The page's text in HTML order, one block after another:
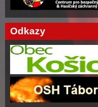
Odkazy